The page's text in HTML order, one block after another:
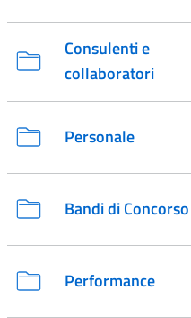
Consulenti e
collaboratori
Personale
Bandi di Concorso
Performance